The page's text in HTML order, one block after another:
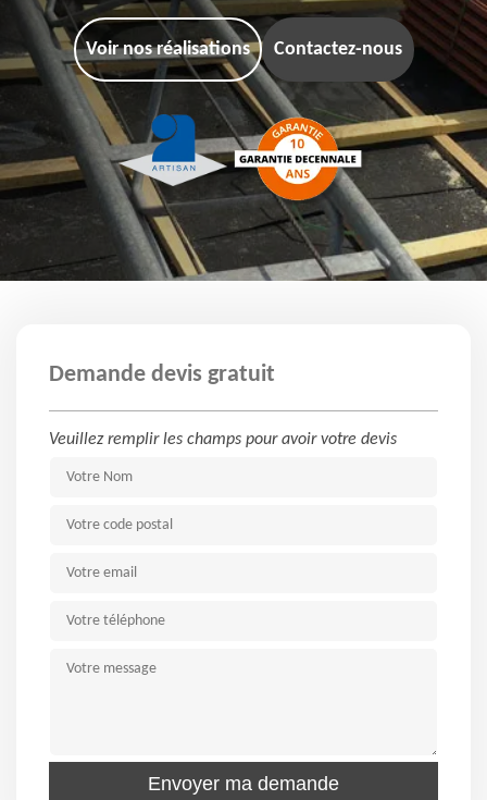
Voir nos réalisations Contactez-nous
Demande devis gratuit
Veuillez remplir les champs pour avoir votre devis